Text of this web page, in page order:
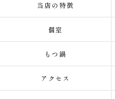
当店の特徴
個室
もつ鍋
アクセス